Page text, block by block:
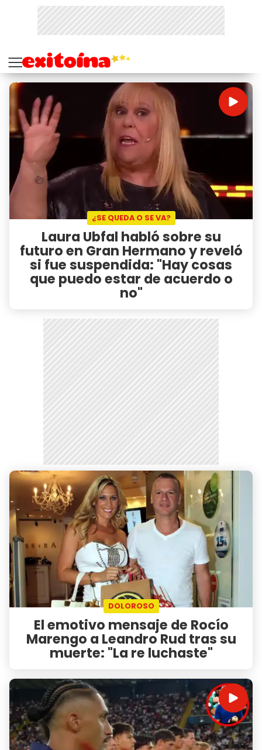
¿SE QUEDA O SE VA?
Laura Ubfal habló sobre su
futuro en Gran Hermano y reveló
si fue suspendida: "Hay cosas
que puedo estar de acuerdo o
no"
DOLOROSO
El emotivo mensaje de Rocío
Marengo a Leandro Rud tras su
muerte: "La re luchaste"